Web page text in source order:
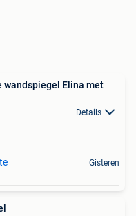
wandspiegel Elina met
Details
Gisteren